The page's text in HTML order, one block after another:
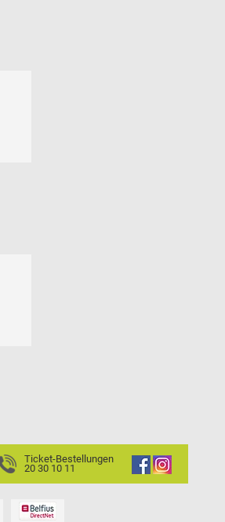
Ticket-Bestellungen
20 30 10 11